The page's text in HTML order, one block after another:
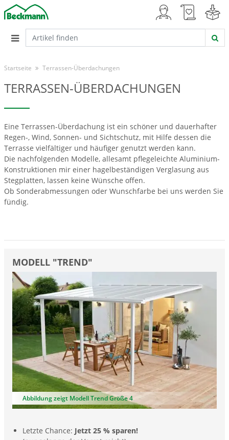
Startseite Terrassen-Überdachungen
TERRASSEN-ÜBERDACHUNGEN
Eine Terrassen-Überdachung ist ein schöner und dauerhafter
Regen-, Wind, Sonnen- und Sichtschutz, mit Hilfe dessen die
Terrasse vielfältiger und häufiger genutzt werden kann.
Die nachfolgenden Modelle, allesamt pflegeleichte Aluminium-
Konstruktionen mir einer hagelbeständigen Verglasung aus
Stegplatten, lassen keine Wünsche offen.
Ob Sonderabmessungen oder Wunschfarbe bei uns werden Sie
fündig.
MODELL "TREND"
Abbildung zeigt Modell Trend Größe 4
Letzte Chance: Jetzt 25 % sparen!